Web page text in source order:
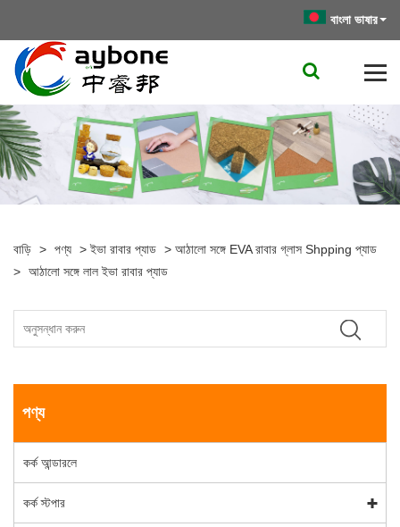
বাংলা ভাষার
বাড়ি > পণ্য >ইভা রাবার প্যাড > আঠালো সঙ্গে EVA রাবার গ্লাস Shpping প্যাড
> আঠালো সঙ্গে লাল ইভা রাবার প্যাড
পণ্য
কর্ক আন্ডারলে
কর্ক স্টপার